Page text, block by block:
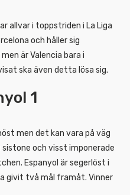
allvar i toppstriden i La Liga
och håller sig
är Valencia bara i
ska även detta lösa sig.
1
men det kan vara på väg
och visst imponerade
Espanyol är segerlöst i
givit två mål framåt. Vinner